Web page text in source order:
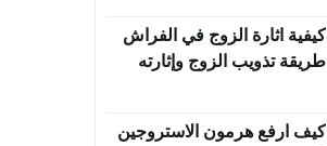
كيفية اثارة الزوج في الفراش
طريقة تذويب الزوج وإثارته
كيف ارفع هرمون الاستروجين